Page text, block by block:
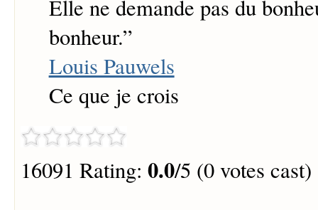
Elle ne demande pas du
bonheur.”
Louis Pauwels
Ce que je crois
16091 Rating: 0.0/5 (0 votes cast)